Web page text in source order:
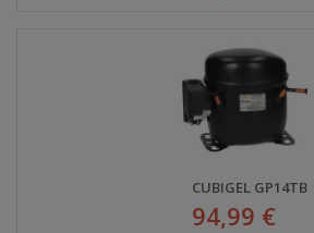
CUBIGEL GP14TB
94,99 €